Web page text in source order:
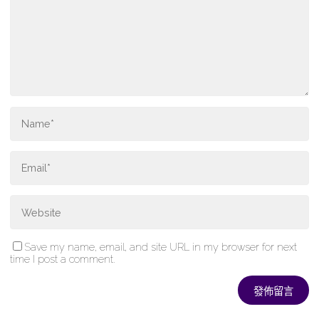
Save my name, email, and site URL in my browser for next
time I post a comment.